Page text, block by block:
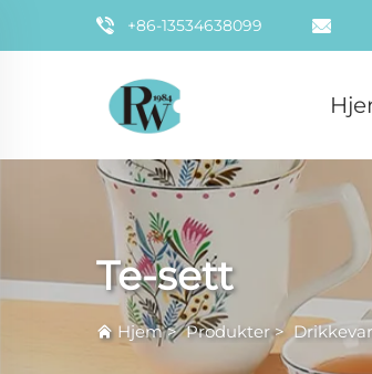
+86-13534638099
Te-sett
Hjem>Produkter>